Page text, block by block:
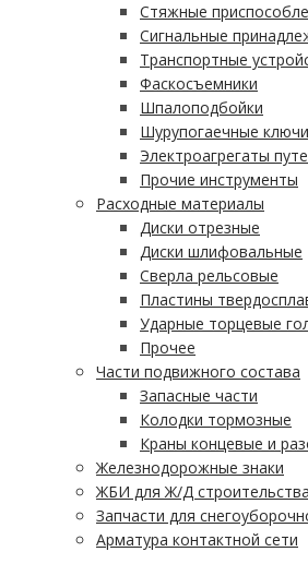
Стяжные
Сигнальные
Транспортные
Фаскосъемники
Шпалоподбойки
Шурупогаечные ключи
Электроагрегаты
Прочие инструменты
Расходные материалы
Диски отрезные
Диски шлифовальные
Сверла рельсовые
Пластины
Ударные торцевые
Прочее
Части подвижного состава
Запасные части
Колодки тормозные
Краны концевые и
Железнодорожные знаки
ЖБИ для Ж/Д строительства
Запчасти для
Арматура контактной сети